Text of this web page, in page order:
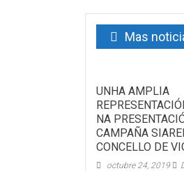
Mas
UNHA AMPLIA
NA
CAMPAÑA
CONCELLO DE
octubre 24, 2019